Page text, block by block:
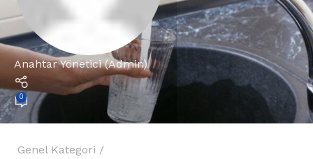
Anahtar Yönetici (Admin)
0
Genel Kategori